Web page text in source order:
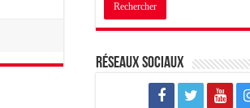
Réseaux sociaux